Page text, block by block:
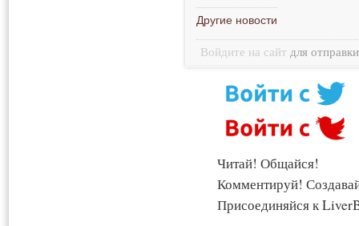
Другие новости
Войдите на сайт для
Читай! Общайся!
Комментируй!
Присоединяйся к